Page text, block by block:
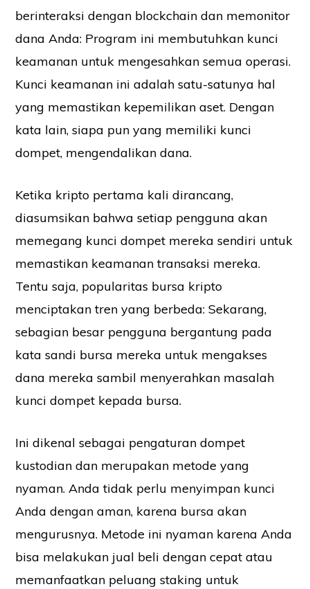
berinteraksi dengan blockchain dan memonitor
dana Anda: Program ini membutuhkan kunci
keamanan untuk mengesahkan semua operasi.
Kunci keamanan ini adalah satu-satunya hal
yang memastikan kepemilikan aset. Dengan
kata lain, siapa pun yang memiliki kunci
dompet, mengendalikan dana.
Ketika kripto pertama kali dirancang,
diasumsikan bahwa setiap pengguna akan
memegang kunci dompet mereka sendiri untuk
memastikan keamanan transaksi mereka.
Tentu saja, popularitas bursa kripto
menciptakan tren yang berbeda: Sekarang,
sebagian besar pengguna bergantung pada
kata sandi bursa mereka untuk mengakses
dana mereka sambil menyerahkan masalah
kunci dompet kepada bursa.
Ini dikenal sebagai pengaturan dompet
kustodian dan merupakan metode yang
nyaman. Anda tidak perlu menyimpan kunci
Anda dengan aman, karena bursa akan
mengurusnya. Metode ini nyaman karena Anda
bisa melakukan jual beli dengan cepat atau
memanfaatkan peluang staking untuk